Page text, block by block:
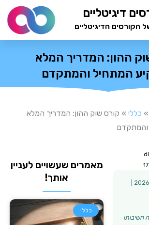
דיגיטליים
הקורסים הדיגיטליים
ההון: המדריך המלא
המתחיל והמתקדם
» כללי » קורס שוק ההון: המדריך המלא
והמתקדם
חשיבותו
מאמרים שעשויים לעניין
אותך!
כללי